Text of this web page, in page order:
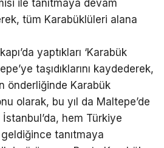
ile tanıtmaya devam
tüm Karabüklüleri alana
yaptıkları ‘Karabük
taşıdıklarını kaydederek,
önderliğinde Karabük
olarak, bu yıl da Maltepe’de
hem Türkiye
tanıtmaya